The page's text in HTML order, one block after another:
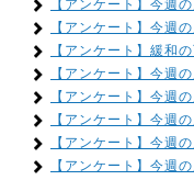
【アンケート】今週
【アンケート】今週
【アンケート】緩和
【アンケート】今週
【アンケート】今週
【アンケート】今週
【アンケート】今週
【アンケート】今週